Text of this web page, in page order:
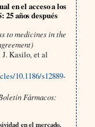
en el acceso a los
años después
to medicines in the
Kasilo, et al
10.1186/s12889-
Fármacos:
en el mercado,